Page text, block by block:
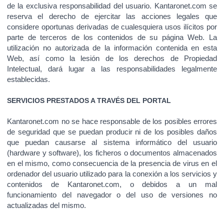
de la exclusiva responsabilidad del usuario. Kantaronet.com se
reserva el derecho de ejercitar las acciones legales que
considere oportunas derivadas de cualesquiera usos ilícitos por
parte de terceros de los contenidos de su página Web. La
utilización no autorizada de la información contenida en esta
Web, así como la lesión de los derechos de Propiedad
Intelectual, dará lugar a las responsabilidades legalmente
establecidas.
SERVICIOS PRESTADOS A TRAVÉS DEL PORTAL
Kantaronet.com no se hace responsable de los posibles errores
de seguridad que se puedan producir ni de los posibles daños
que puedan causarse al sistema informático del usuario
(hardware y software), los ficheros o documentos almacenados
en el mismo, como consecuencia de la presencia de virus en el
ordenador del usuario utilizado para la conexión a los servicios y
contenidos de Kantaronet.com, o debidos a un mal
funcionamiento del navegador o del uso de versiones no
actualizadas del mismo.